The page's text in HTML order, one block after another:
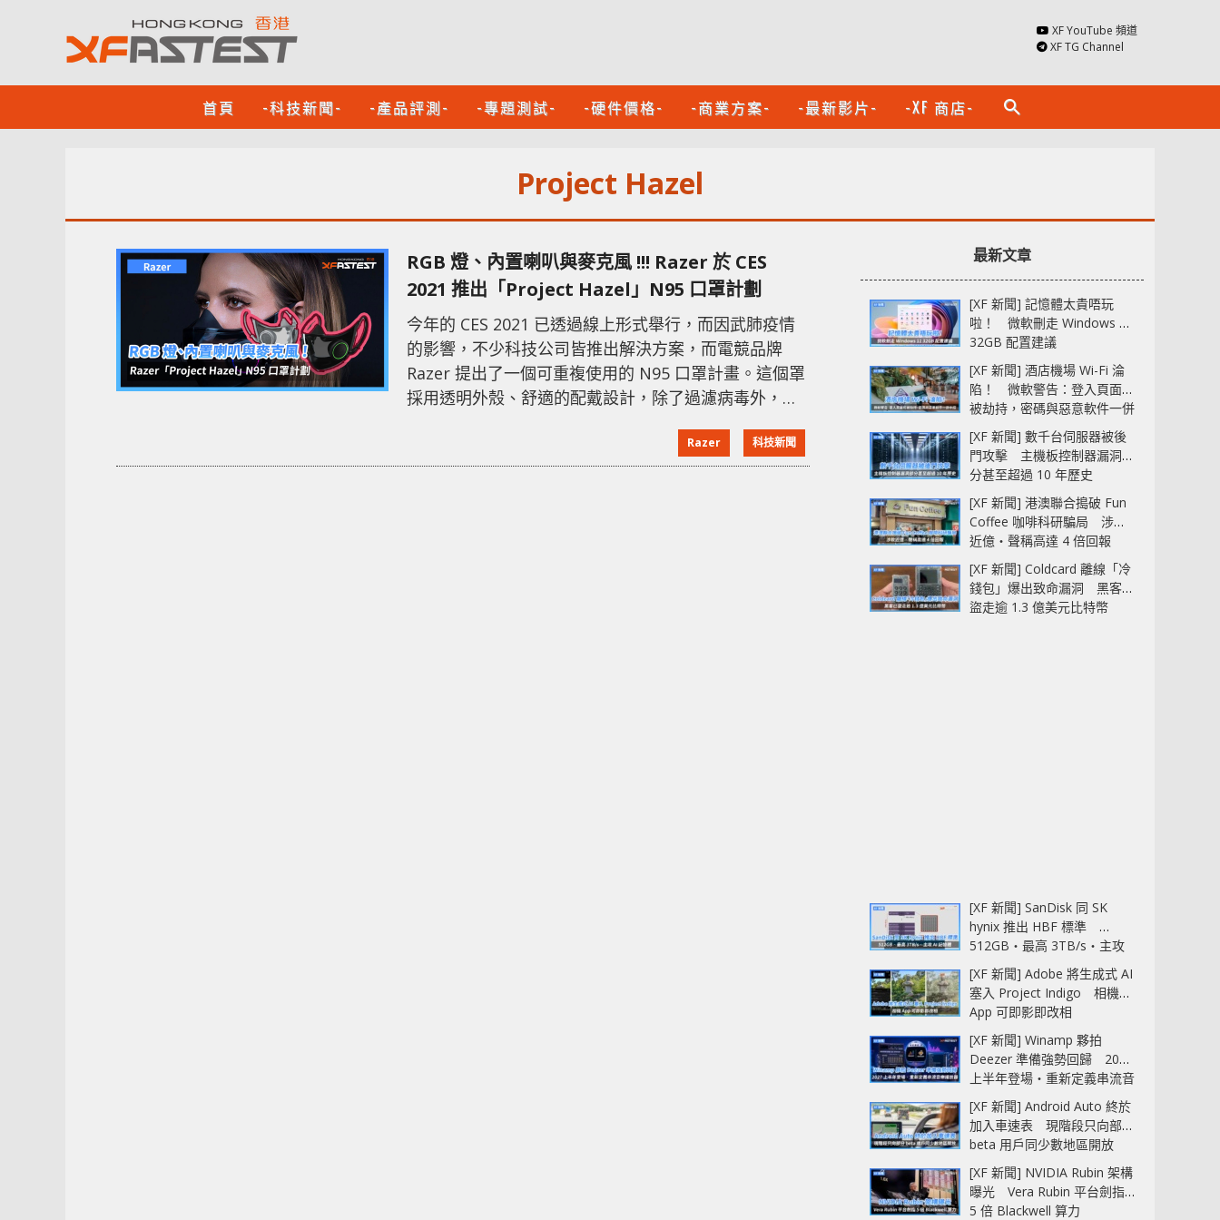
XF YouTube 頻道
XF TG Channel
首頁 -科技新聞- -產品評測- -專題測試- -硬件價格- -商業方案- -最新影片- -XF 商店- search
Project Hazel
RGB 燈、內置喇叭與麥克風 !!! Razer 於 CES
2021 推出「Project Hazel」N95 口罩計劃
今年的 CES 2021 已透過線上形式舉行，而因武肺疫情
的影響，不少科技公司皆推出解決方案，而電競品牌
Razer 提出了一個可重複使用的 N95 口罩計畫。這個罩
採用透明外殼、舒適的配戴設計，除了過濾病毒外，更
為「Project Hazel」，不過還未有上市時間。 口罩共有
黑白色兩款，中間部份為透明 附有專用消毒盒，口罩放
Razer 科技新聞
最新文章
[XF 新聞] 記憶體太貴唔玩
啦！ 微軟刪走 Windows 11
32GB 配置建議
[XF 新聞] 酒店機場 Wi-Fi 淪
陷！ 微軟警告：登入頁面可
被劫持，密碼與惡意軟件一併
中招
[XF 新聞] 數千台伺服器被後
門攻擊 主機板控制器漏洞部
分甚至超過 10 年歷史
[XF 新聞] 港澳聯合搗破 Fun
Coffee 咖啡科研騙局 涉款
近億‧聲稱高達 4 倍回報
[XF 新聞] Coldcard 離線「冷
錢包」爆出致命漏洞 黑客已
盜走逾 1.3 億美元比特幣
[XF 新聞] SanDisk 同 SK
hynix 推出 HBF 標準
512GB‧最高 3TB/s‧主攻
AI 記憶體
[XF 新聞] Adobe 將生成式 AI
塞入 Project Indigo 相機
App 可即影即改相
[XF 新聞] Winamp 夥拍
Deezer 準備強勢回歸 2027
上半年登場‧重新定義串流音
樂播放器
[XF 新聞] Android Auto 終於
加入車速表 現階段只向部分
beta 用戶同少數地區開放
[XF 新聞] NVIDIA Rubin 架構
曝光 Vera Rubin 平台劍指
5 倍 Blackwell 算力